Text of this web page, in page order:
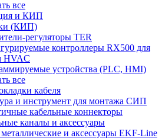
все
и КИП
(КИП)
регуляторы TER
контроллеры RX500 для
HVAC
устройства (PLC, HMI)
все
кабеля
и инструмент для монтажа СИП
кабельные коннекторы
каналы и аксессуары
и аксессуары EKF-Line